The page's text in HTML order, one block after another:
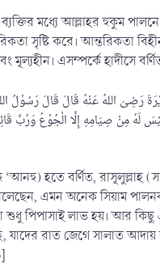
ব্যক্তির মধ্যে আল্লাহর হুকুম
সৃষ্টি করে। আন্তরিকতা
মূল্যহীন। এসম্পর্কে হাদীসে
رَضِىَ اللهُ عَنْهُ قَالَ قَالَ رَسُوْلُ
لَهُ مِنْ صِيَامِهِ إِلَّا الْجُوْعُ وَرُبَّ
হতে বর্ণিত, রাসূলুল্লাহ
এমন অনেক সিয়াম
শুধু পিপাসাই লাভ হয়। আর
রাত জেগে সালাত আদায়